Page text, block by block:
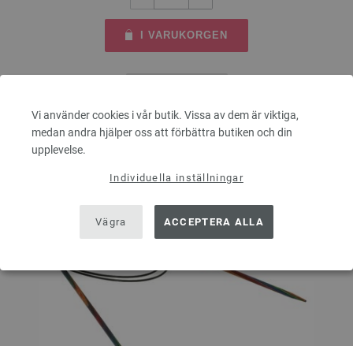
Vi använder cookies i vår butik. Vissa av dem är viktiga,
medan andra hjälper oss att förbättra butiken och din
upplevelse.
Individuella inställningar
Vägra ACCEPTERA ALLA
I VARUKORGEN